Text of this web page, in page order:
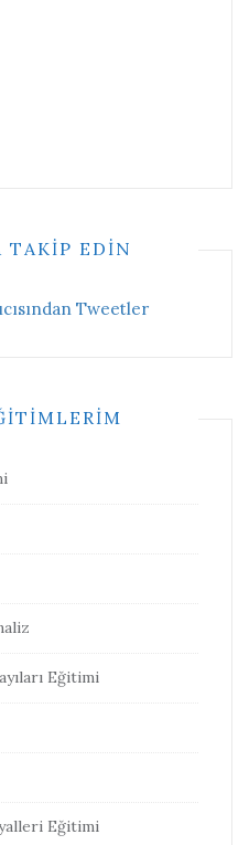
TAKIP EDIN
Tweetler
Eğitimi
Eğitimi